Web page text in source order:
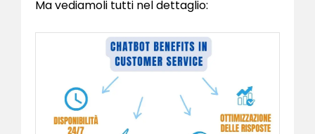
Ma vediamoli tutti nel dettaglio: